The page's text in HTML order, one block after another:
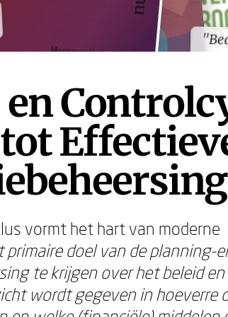
vormt het hart van moderne
primaire doel van de planning-
te krijgen over het beleid en
wordt gegeven in hoeverre